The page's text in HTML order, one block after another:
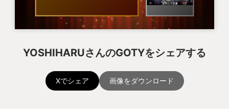
YOSHIHARUさんのGOTYをシェアする
Xでシェア 画像をダウンロード